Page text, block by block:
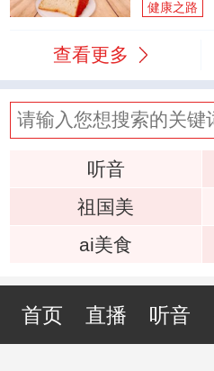
健康之路
查看更多
听音
祖国美
ai美食
首页 直播 听音